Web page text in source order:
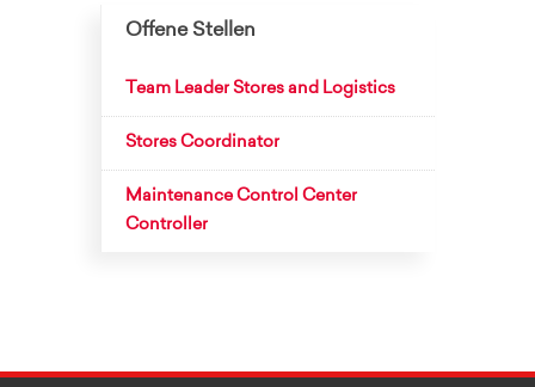
Offene Stellen
Team Leader Stores and Logistics
Stores Coordinator
Maintenance Control Center
Controller